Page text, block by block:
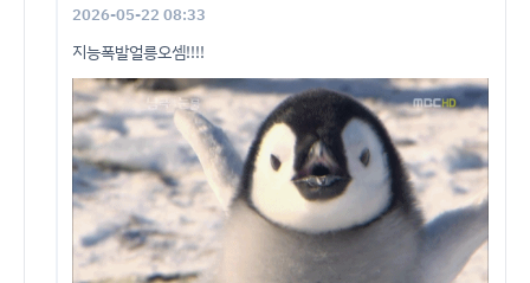
2026-05-22 08:33
지능폭발얼릉오셈!!!!